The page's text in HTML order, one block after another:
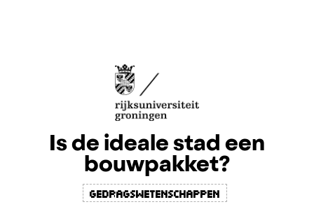
Is de ideale stad een
bouwpakket?
Gedragswetenschappen